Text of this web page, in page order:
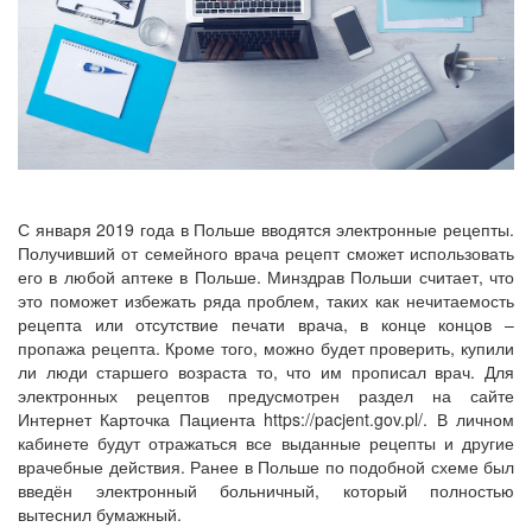
С января 2019 года в Польше вводятся электронные рецепты.
Получивший от семейного врача рецепт сможет использовать
его в любой аптеке в Польше. Минздрав Польши считает, что
это поможет избежать ряда проблем, таких как нечитаемость
рецепта или отсутствие печати врача, в конце концов –
пропажа рецепта. Кроме того, можно будет проверить, купили
ли люди старшего возраста то, что им прописал врач. Для
электронных рецептов предусмотрен раздел на сайте
Интернет Карточка Пациента https://pacjent.gov.pl/. В личном
кабинете будут отражаться все выданные рецепты и другие
врачебные действия. Ранее в Польше по подобной схеме был
введён электронный больничный, который полностью
вытеснил бумажный.